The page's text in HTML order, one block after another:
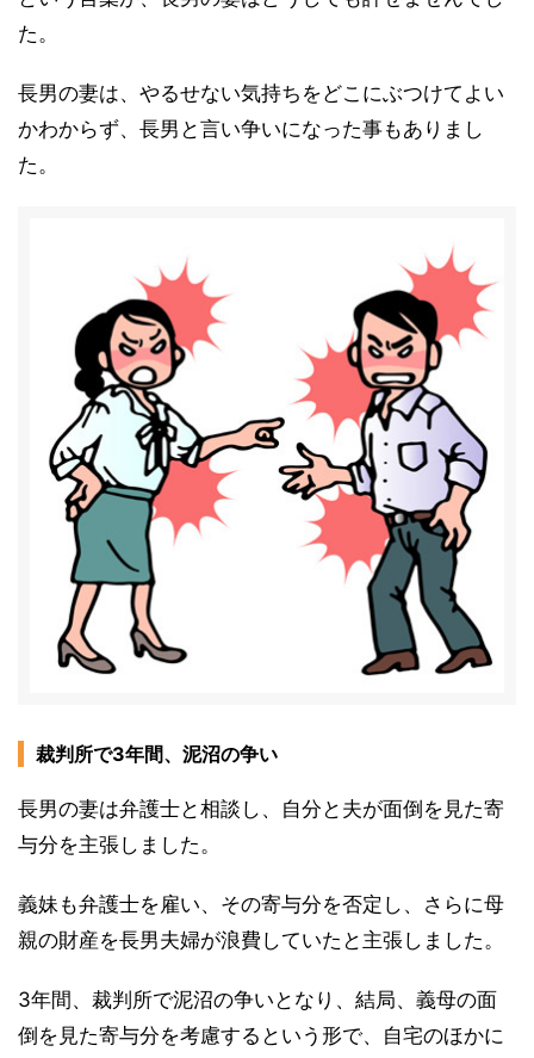
た。
長男の妻は、やるせない気持ちをどこにぶつけてよい
かわからず、長男と言い争いになった事もありまし
た。
裁判所で3年間、泥沼の争い
長男の妻は弁護士と相談し、自分と夫が面倒を見た寄
与分を主張しました。
義妹も弁護士を雇い、その寄与分を否定し、さらに母
親の財産を長男夫婦が浪費していたと主張しました。
3年間、裁判所で泥沼の争いとなり、結局、義母の面
倒を見た寄与分を考慮するという形で、自宅のほかに